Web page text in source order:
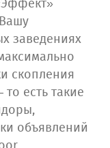
заведениях
скопления
есть такие
объявлений